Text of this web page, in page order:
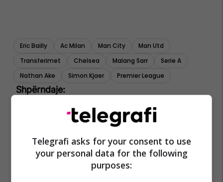
Eric Bailly Ac Milan Man City
Man Utd
Transferimet
Chelsea Malang Sarr
Serie A
Nathan Ake
Simon Kjaer Premier League
Telegrafi asks for your consent to use
your personal data for the following
purposes: